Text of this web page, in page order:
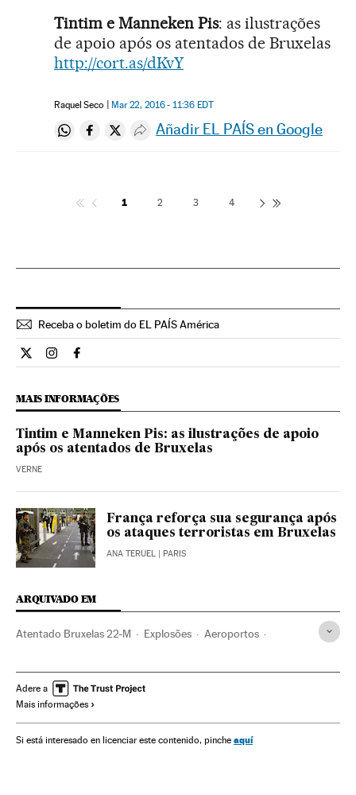
Tintim e Manneken Pis: as ilustrações
de apoio após os atentados de Bruxelas
http://cort.as/dKvY
Raquel Seco Mar 22, 2016 - 11:36 EDT
Compartir en Whatsapp
Compartir en Facebook
Compartir en Twitter
Desplegar Redes Sociales
Añadir EL PAÍS en Google
1 2 3 4
Receba o boletim do EL PAÍS América
Internacional El País Brasil en Twitter
Internacional El País Brasil en Instagram
Internacional El País Brasil en Facebook
MAIS INFORMAÇÕES
Tintim e Manneken Pis: as ilustrações de apoio
após os atentados de Bruxelas
VERNE
França reforça sua segurança após
os ataques terroristas em Bruxelas
ANA TERUEL | PARIS
ARQUIVADO EM
Atentado Bruxelas 22-M Explosões Aeroportos
terrorismo islâmico Atentados terroristas
Conflito Sunitas e Xiitas
Islã Grupos terroristas Terrorismo Europa
Adere a
Mais informações
Si está interesado en licenciar este contenido, pinche aquí